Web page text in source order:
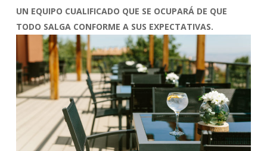
UN EQUIPO CUALIFICADO QUE SE OCUPARÁ DE QUE
TODO SALGA CONFORME A SUS EXPECTATIVAS.